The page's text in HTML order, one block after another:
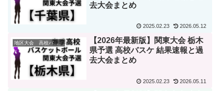
去大会まとめ
2025.02.23 2026.05.12
地区大会 高校バスケ
【2026年最新版】関東大会 栃木
県予選 高校バスケ 結果速報と過
去大会まとめ
2025.02.23 2026.05.11